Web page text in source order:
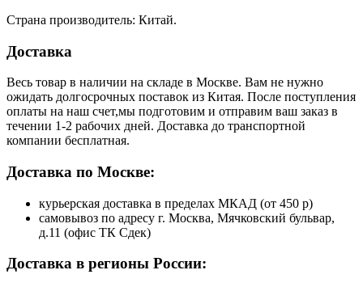
Страна производитель: Китай.
Доставка
Весь товар в наличии на складе в Москве. Вам не нужно
ожидать долгосрочных поставок из Китая. После поступления
оплаты на наш счет,мы подготовим и отправим ваш заказ в
течении 1-2 рабочих дней. Доставка до транспортной
компании бесплатная.
Доставка по Москве:
курьерская доставка в пределах МКАД (от 450 р)
самовывоз по адресу г. Москва, Мячковский бульвар,
д.11 (офис ТК Сдек)
Доставка в регионы России: